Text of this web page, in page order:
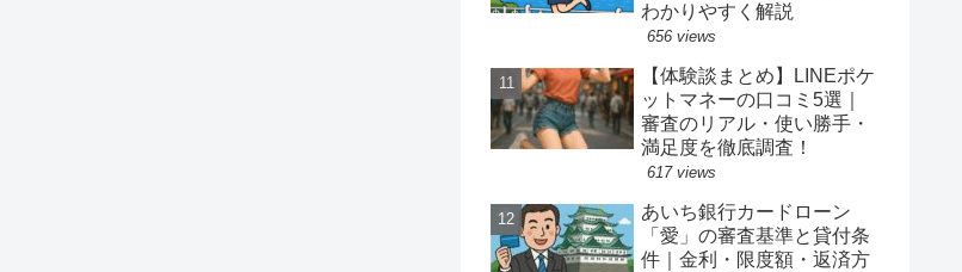
わかりやすく解説
656 views
【体験談まとめ】LINEポケ
ットマネーの口コミ5選｜
審査のリアル・使い勝手・
満足度を徹底調査！
617 views
あいち銀行カードローン
「愛」の審査基準と貸付条
件｜金利・限度額・返済方